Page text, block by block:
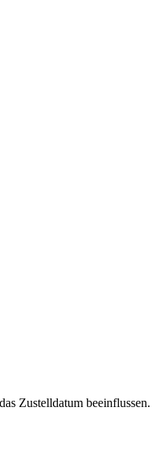
Zustelldatum beeinflussen.